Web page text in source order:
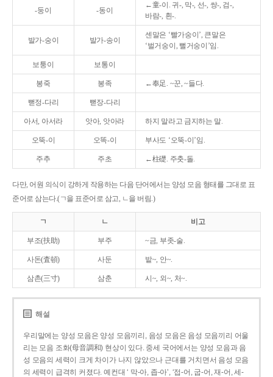
-둥이 -동이
←童-이. 귀-, 막-, 선-, 쌍-, 검-,
바람-, 흰-.
발가-숭이 발가-송이
센말은 ‘빨가숭이’, 큰말은
‘벌거숭이, 뻘거숭이’임.
보퉁이 보통이
봉죽 봉족 ←奉足. ~꾼, ~들다.
뻗정-다리 뻗장-다리
아서, 아서라 앗아, 앗아라 하지 말라고 금지하는 말.
오뚝-이 오똑-이 부사도 ‘오뚝-이’임.
주추 주초 ←柱礎. 주춧-돌.
다만, 어원 의식이 강하게 작용하는 다음 단어에서는 양성 모음 형태를 그대로 표
준어로 삼는다.(ㄱ을 표준어로 삼고, ㄴ을 버림.)
ㄱ ㄴ 비고
부조(扶助) 부주 ~금, 부좃-술.
사돈(査頓) 사둔 밭~, 안~.
삼촌(三寸) 삼춘 시~, 외~, 처~.
해설
우리말에는 양성 모음은 양성 모음끼리, 음성 모음은 음성 모음끼리 어울
리는 모음 조화(母音調和) 현상이 있다. 중세 국어에서는 양성 모음과 음
성 모음의 세력이 크게 차이가 나지 않았으나 근대를 거치면서 음성 모음
의 세력이 급격히 커졌다. 예컨대 ‘ 막-아, 좁-아’, ‘접-어, 굽-어, 재-어, 세-